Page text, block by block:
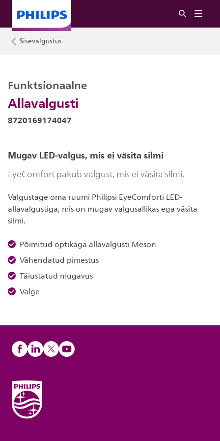
Sisevalgustus
Allavalgusti
Funktsionaalne
8720169174047
Mugav LED-valgus, mis ei väsita silmi
EyeComfort pakub valgust, mis ei väsita silmi.
Valgustage oma ruumi Philipsi EyeComforti LED-
allavalgustiga, mis on mugav valgusallikas ega väsita
silmi.
Põimitud optikaga allavalgusti Meson
Vähendatud pimestus
Täiustatud mugavus
Valge